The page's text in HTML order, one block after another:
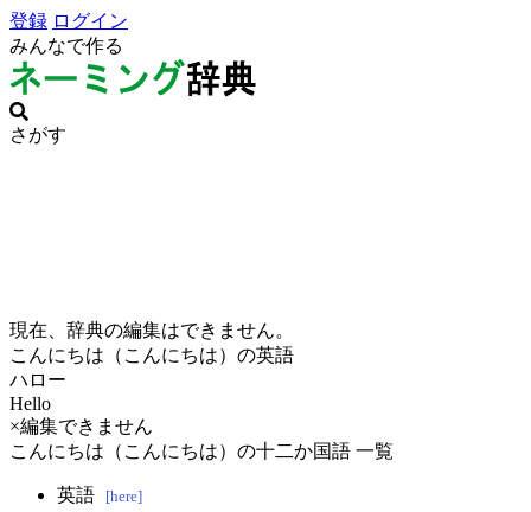
登録 ログイン
みんなで作る
さがす
現在、辞典の編集はできません。
こんにちは（こんにちは）の英語
ハロー
Hello
×編集できません
こんにちは（こんにちは）の十二か国語 一覧
英語 [here]